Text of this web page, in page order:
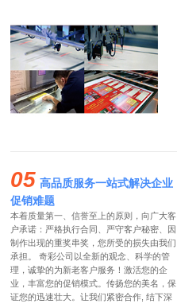
05 高品质服务一站式解决企业
促销难题
本着质量第一、信誉至上的原则，向广大客
户承诺：严格执行合同、严守客户秘密、因
制作出现的重奖串奖，您所受的损失由我们
承担。 奇彩公司以全新的观念、科学的管
理，诚挚的为新老客户服务！激活您的企
业，丰富您的促销模式。传扬您的美名，保
证您的迅速壮大。让我们紧密合作, 结下深